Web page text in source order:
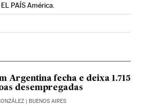
PAÍS América.
en Twitter
Brasil en Instagram
País Brasil en Facebook
Argentina fecha e deixa 1.715
desempregadas
| BUENOS AIRES